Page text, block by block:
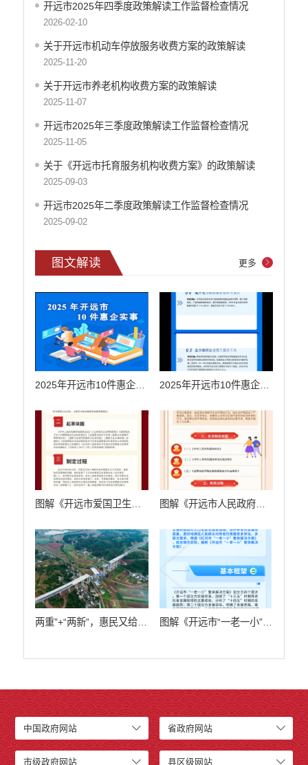
养老服务
规划计划
重大决策预公开
生态环境
食品药品监管
政府集中采购
环保督察
行政许可
行政处罚和行政强制
乡村振兴工作信息公开
开远市2025年四季度政策解读工作监督检查情况
2026-02-10
关于开远市机动车停放服务收费方案的政策解读
2025-11-20
关于开远市养老机构收费方案的政策解读
2025-11-07
开远市2025年三季度政策解读工作监督检查情况
2025-11-05
关于《开远市托育服务机构收费方案》的政策解读
2025-09-03
开远市2025年二季度政策解读工作监督检查情况
2025-09-02
图文解读
2025年开远市10件惠企实事解读（视频） 2025年开远市10件惠企实事解读
更多
中国政府网站 省政府网站
市级政府网站 县区级网站